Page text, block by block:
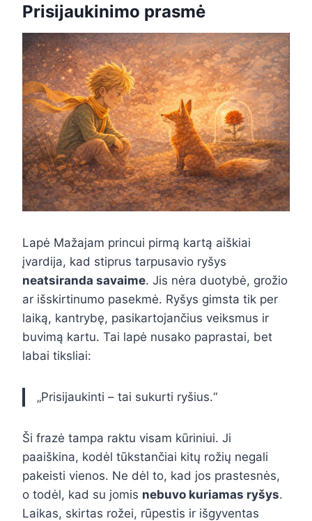
Prisijaukinimo prasmė
Lapė Mažajam princui pirmą kartą aiškiai
įvardija, kad stiprus tarpusavio ryšys
neatsiranda savaime. Jis nėra duotybė, grožio
ar išskirtinumo pasekmė. Ryšys gimsta tik per
laiką, kantrybę, pasikartojančius veiksmus ir
buvimą kartu. Tai lapė nusako paprastai, bet
labai tiksliai:
„Prisijaukinti – tai sukurti ryšius.“
Ši frazė tampa raktu visam kūriniui. Ji
paaiškina, kodėl tūkstančiai kitų rožių negali
pakeisti vienos. Ne dėl to, kad jos prastesnės,
o todėl, kad su jomis nebuvo kuriamas ryšys.
Laikas, skirtas rožei, rūpestis ir išgyventas